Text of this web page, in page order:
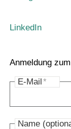
LinkedIn
Anmeldung
E-Mail*
Name